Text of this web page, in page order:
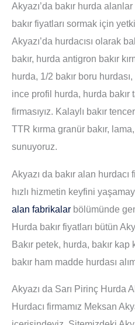
Akyazı’da bakır hurda
bakır fiyatları sormak için
Akyazı’da hurdacısı olarak
bakır, hurda antigron bakır
hurda, 1/2 bakır boru hurdası,
ince profil hurda, hurda bakır
firmasıyız. Kalaylı bakır
TTR kırma granür bakır,
sunuyoruz.
Akyazı da bakır alan hurdacı
hızlı hizmetin keyfini
alan fabrikalar bölümünde
Hurda bakır fiyatları bütün
Bakır petek, hurda, bakır kap
bakır ham madde hurdası
Akyazı da Sarı Pirinç Hurda
Hurdacı firmamız Meksan